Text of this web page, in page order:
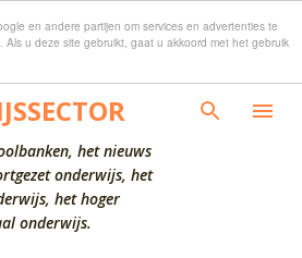
en andere partijen om services en advertenties te
Als u deze site gebruikt, gaat u akkoord met het gebruik
Doorgaan naar hoofdcontent
het nieuws
onderwijs, het
het hoger
onderwijs.